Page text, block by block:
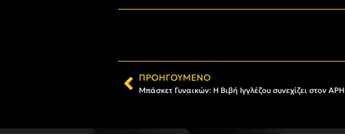
ΠΡΟΗΓΟΎΜΕΝΟ
Μπάσκετ Γυναικών: Η Βιβή Ιγγλέζου συνεχίζει στον ΑΡΗ